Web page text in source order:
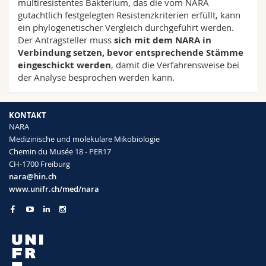
Math.-Nat. und Med. Fak.
Interfakultär
Mitarbeitende
Doktorierende
Webmail
Vorlesungsverzeichnis
MyUnifr
multiresistentes Bakterium, das die vom NARA
gutachtlich festgelegten Resistenzkriterien erfüllt, kann
ein phylogenetischer Vergleich durchgeführt werden.
Der Antragsteller muss sich mit dem NARA in
Verbindung setzen, bevor entsprechende Stämme
eingeschickt werden, damit die Verfahrensweise bei
der Analyse besprochen werden kann.
KONTAKT
NARA
Medizinische und molekulare Mikobiologie
Chemin du Musée 18 - PER17
CH-1700 Freiburg
nara@hin.ch
www.unifr.ch/med/nara